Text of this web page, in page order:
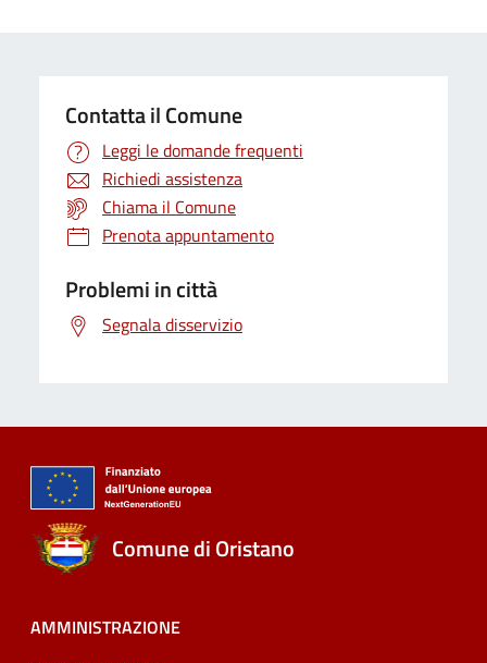
Contatta il Comune
Leggi le domande frequenti
Richiedi assistenza
Chiama il Comune
Prenota appuntamento
Problemi in città
Segnala disservizio
Comune di Oristano
AMMINISTRAZIONE